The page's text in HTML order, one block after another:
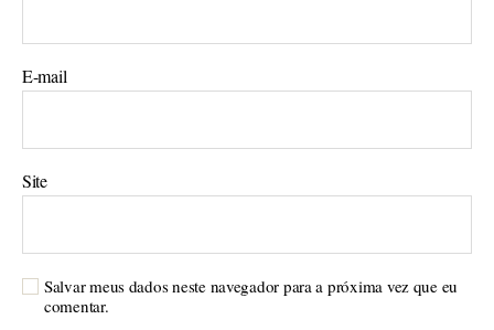
E-mail
Site
Salvar meus dados neste navegador para a próxima vez que eu
comentar.